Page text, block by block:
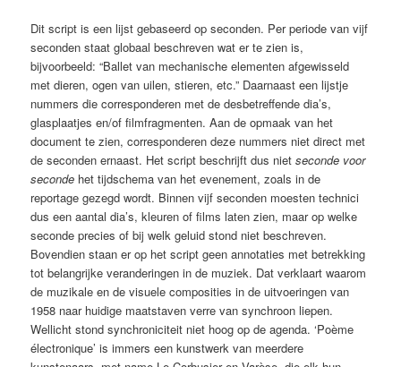
Dit script is een lijst gebaseerd op seconden. Per periode van vijf
seconden staat globaal beschreven wat er te zien is,
bijvoorbeeld: “Ballet van mechanische elementen afgewisseld
met dieren, ogen van uilen, stieren, etc.” Daarnaast een lijstje
nummers die corresponderen met de desbetreffende dia’s,
glasplaatjes en/of filmfragmenten. Aan de opmaak van het
document te zien, corresponderen deze nummers niet direct met
de seconden ernaast. Het script beschrijft dus nietseconde voor
seconde het tijdschema van het evenement, zoals in de
reportage gezegd wordt. Binnen vijf seconden moesten technici
dus een aantal dia’s, kleuren of films laten zien, maar op welke
seconde precies of bij welk geluid stond niet beschreven.
Bovendien staan er op het script geen annotaties met betrekking
tot belangrijke veranderingen in de muziek. Dat verklaart waarom
de muzikale en de visuele composities in de uitvoeringen van
1958 naar huidige maatstaven verre van synchroon liepen.
Wellicht stond synchroniciteit niet hoog op de agenda. ‘Poème
électronique’ is immers een kunstwerk van meerdere